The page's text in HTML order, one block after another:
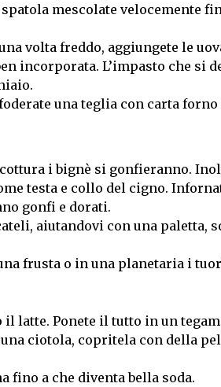
mescolate velocemente
volta freddo, aggiungete le
incorporata. L’impasto che si
una teglia con carta forno
i bignè si gonfieranno.
testa e collo del cigno.
gonfi e dorati.
aiutandovi con una paletta,
frusta o in una planetaria i
latte. Ponete il tutto in un
ciotola, copritela con della
fino a che diventa bella soda.